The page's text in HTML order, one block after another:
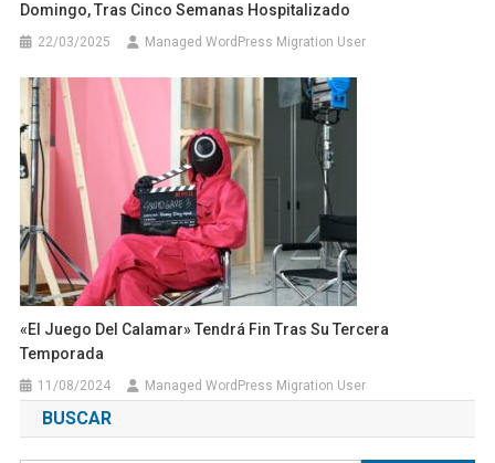
Domingo, Tras Cinco Semanas Hospitalizado
22/03/2025 Managed WordPress Migration User
«El Juego Del Calamar» Tendrá Fin Tras Su Tercera
Temporada
11/08/2024 Managed WordPress Migration User
BUSCAR